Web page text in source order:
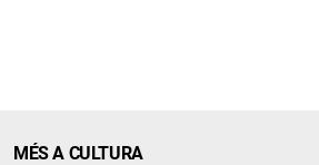
MÉS A CULTURA